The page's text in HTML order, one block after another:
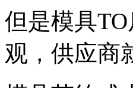
但是模具
观，供应商